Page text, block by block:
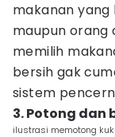
makanan
maupun orang
memilih
bersih gak
sistem
3. Potong dan
ilustrasi memotong